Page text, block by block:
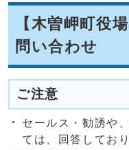
【木曽岬町役
問い合わせ
ご注意
セールス・勧誘や
ては、回答してお